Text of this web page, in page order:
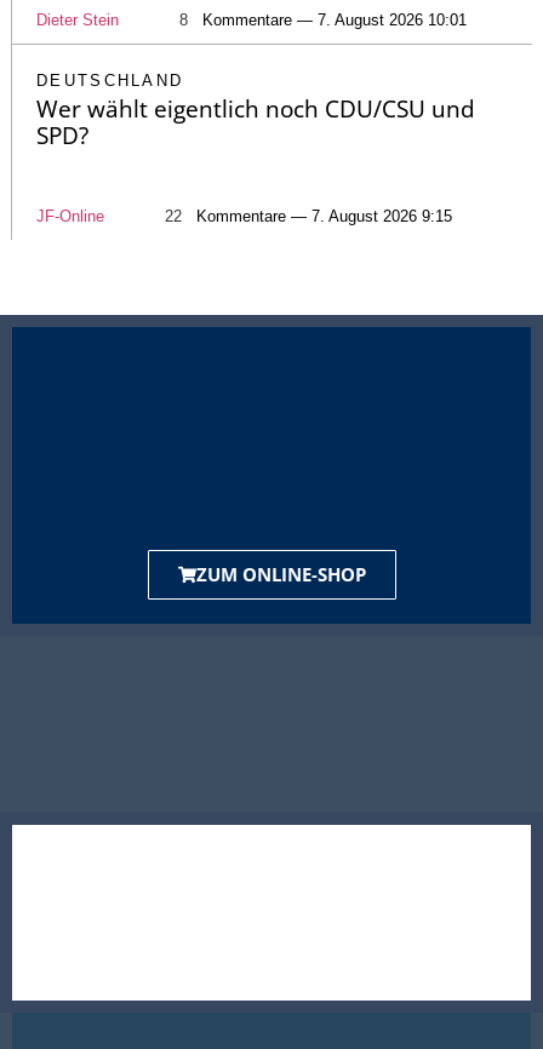
Dieter Stein 8 Kommentare — 7. August 2026 10:01
DEUTSCHLAND
Wer wählt eigentlich noch CDU/CSU und
SPD?
JF-Online 22 Kommentare — 7. August 2026 9:15
ZUM ONLINE-SHOP